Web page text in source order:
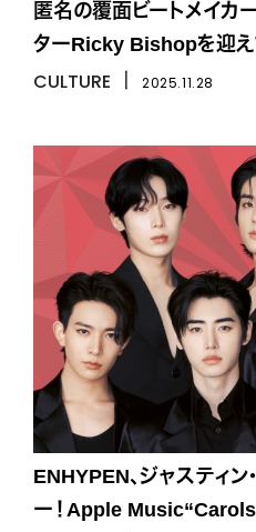
匿名の覆面ビートメイカ
ターRicky Bishopを迎え
CULTURE 2025.11.28
ENHYPEN、ジャスティ
ー！Apple